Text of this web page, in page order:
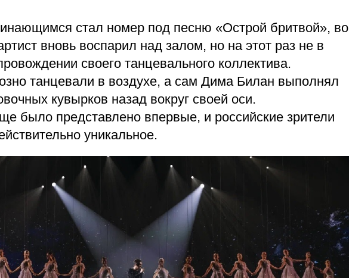
стал номер под песню «Острой бритвой», во
вновь воспарил над залом, но на этот раз не в
своего танцевального коллектива.
танцевали в воздухе, а сам Дима Билан выполнял
кувырков назад вокруг своей оси.
было представлено впервые, и российские зрители
уникальное.